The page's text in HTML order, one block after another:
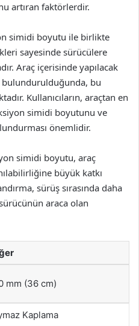
artıran faktörlerdir.
simidi boyutu ile birlikte
sayesinde sürücülere
Araç içerisinde yapılacak
bu
Kullanıcıların, araçtan en
simidi boyutunu ve
önemlidir.
simidi boyutu, araç
büyük katkı
sürüş sırasında daha
araca olan
mm (36 cm)
Kaplama